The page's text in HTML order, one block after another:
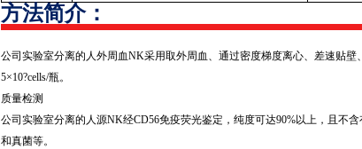
方法简介：
公司实验室分离的人外周血NK采用取外周血、通过密度梯度离心、差速贴
5×10?cells/瓶。
质量检测
公司实验室分离的人源NK经CD56免疫荧光鉴定，纯度可达90%以上，且不含
和真菌等。